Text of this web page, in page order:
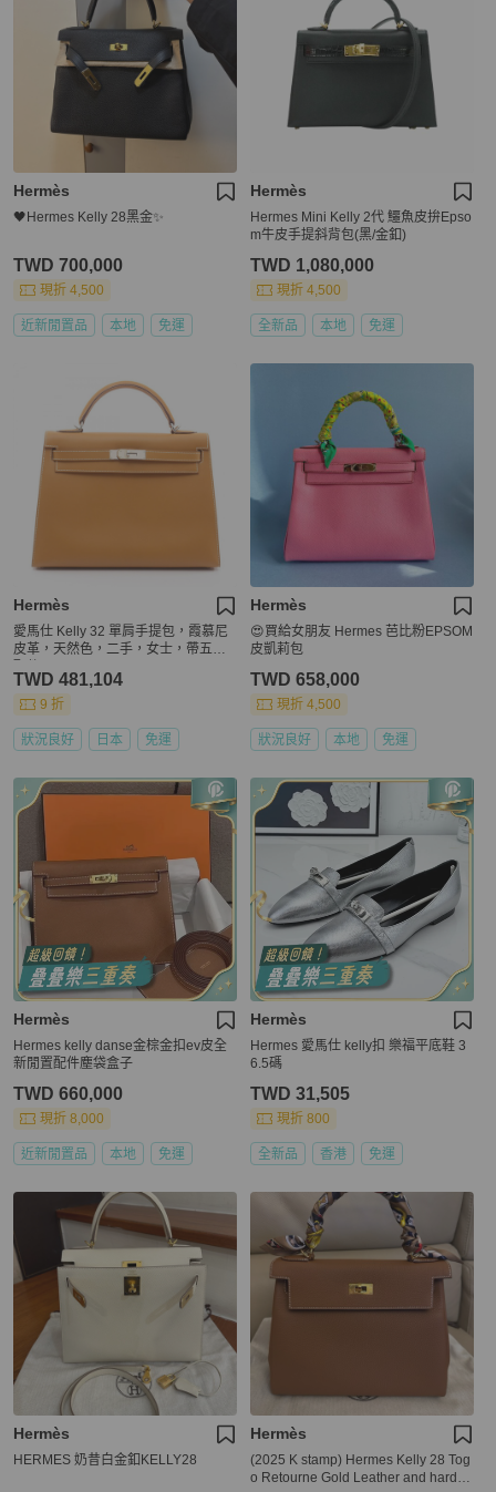
Hermès
🖤Hermes Kelly 28黑金✨
TWD 700,000
現折 4,500
近新閒置品 本地 免運
Hermès
Hermes Mini Kelly 2代 鱷魚皮拚Epso
m牛皮手提斜背包(黑/金釦)
TWD 1,080,000
現折 4,500
全新品 本地 免運
Hermès
愛馬仕 Kelly 32 單肩手提包，霞慕尼
皮革，天然色，二手，女士，帶五金
TWD 481,104
9 折
狀況良好 日本 免運
Hermès
😍買給女朋友 Hermes 芭比粉EPSOM
皮凱莉包
TWD 658,000
現折 4,500
狀況良好 本地 免運
Hermès
Hermes kelly danse金棕金扣ev皮全
新閒置配件塵袋盒子
TWD 660,000
現折 8,000
近新閒置品 本地 免運
Hermès
Hermes 愛馬仕 kelly扣 樂福平底鞋 3
6.5碼
TWD 31,505
現折 800
全新品 香港 免運
Hermès
HERMES 奶昔白金釦KELLY28
Hermès
(2025 K stamp) Hermes Kelly 28 Tog
o Retourne Gold Leather and hardw